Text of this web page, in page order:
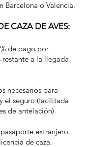
Barcelona o Valencia.
CAZA DE AVES:
de pago por
a la llegada
necesarios para
el seguro (facilitada
de antelación).
extranjero.
de caza.